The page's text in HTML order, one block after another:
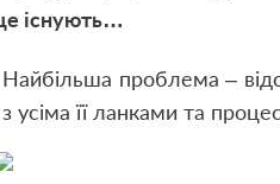
існують…
проблема –
усіма її ланками та